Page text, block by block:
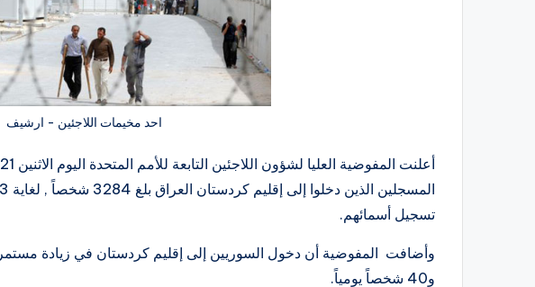
احد مخيمات اللاجئين - ارشيف
تسجيل أسمائهم.
و40 شخصاً يومياً.